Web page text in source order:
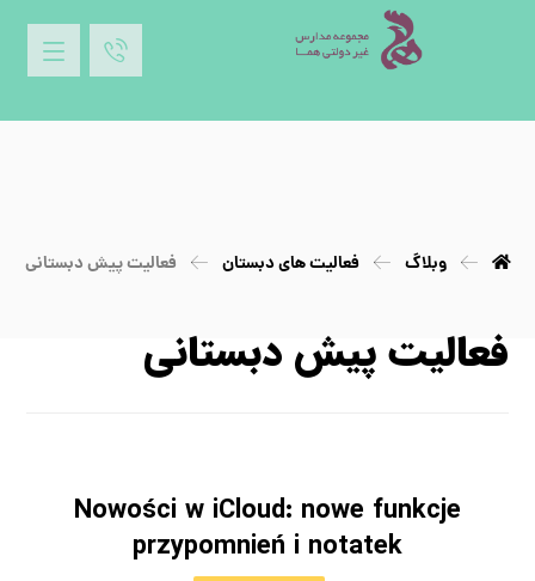
وبلاگ فعالیت های دبستان فعالیت پیش دبستانی
فعالیت پیش دبستانی
Nowości w iCloud: nowe funkcje
przypomnień i notatek